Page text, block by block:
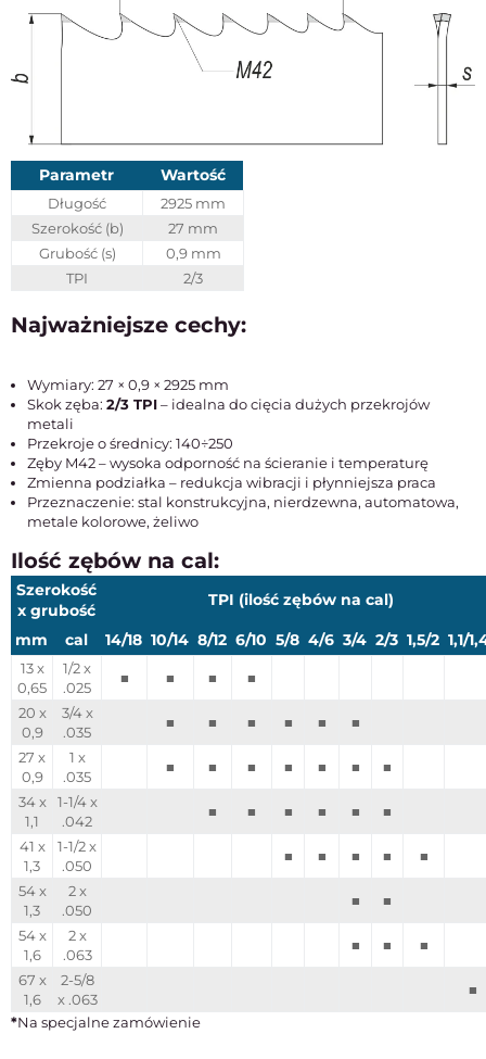
Parametr Wartość
Długość
2925 mm
Szerokość (b)
27 mm
Grubość (s)
0,9 mm
TPI
2/3
Najważniejsze cechy:
Wymiary: 27 × 0,9 × 2925 mm
Skok zęba: 2/3 TPI– idealna do cięcia dużych przekrojów
metali
Przekroje o średnicy: 140÷250
Zęby M42 – wysoka odporność na ścieranie i temperaturę
Zmienna podziałka – redukcja wibracji i płynniejsza praca
Przeznaczenie: stal konstrukcyjna, nierdzewna, automatowa,
metale kolorowe, żeliwo
Ilość zębów na cal:
Szerokość
x grubość
TPI (ilość zębów na cal)
mm cal 14/18 10/14 8/12 6/10 5/8 4/6 3/4 2/3 1,5/2 1,1/
13 x
0,65
1/2 x
.025
■ ■ ■
■
20 x
0,9
3/4 x
.035
■ ■ ■ ■ ■
■
27 x
0,9
1 x
.035
■ ■ ■ ■ ■ ■
■
34 x
1,1
1-1/4 x
.042
■ ■ ■ ■ ■
■
41 x
1,3
1-1/2 x
.050
■ ■ ■ ■
■
54 x
1,3
2 x
.050
■
■
54 x
1,6
2 x
.063
■ ■
■
67 x
1,6
2-5/8
x .063
■
*Na specjalne zamówienie